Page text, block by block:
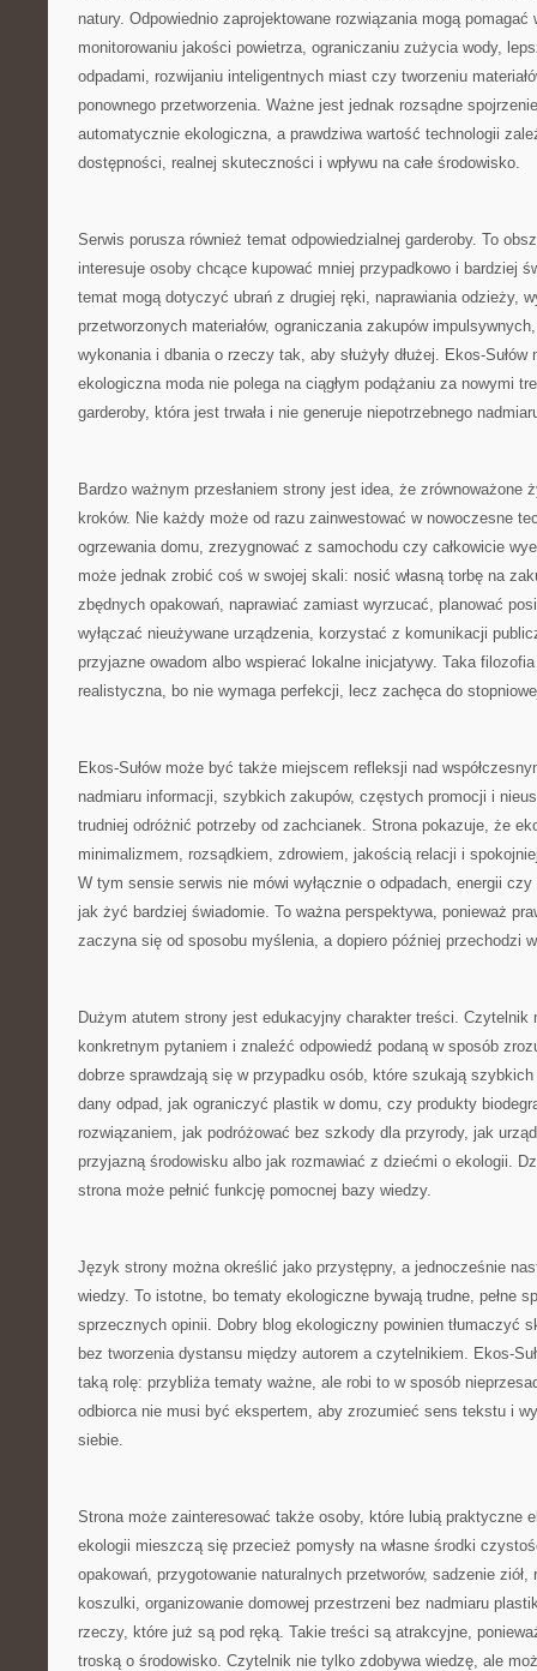
natury. Odpowiednio zaprojektowane rozwiązania mogą
monitorowaniu jakości powietrza, ograniczaniu zużycia wody,
odpadami, rozwijaniu inteligentnych miast czy tworzeniu
ponownego przetworzenia. Ważne jest jednak rozsądne
automatycznie ekologiczna, a prawdziwa wartość technologii
dostępności, realnej skuteczności i wpływu na całe środowisko.
Serwis porusza również temat odpowiedzialnej garderoby. To
interesuje osoby chcące kupować mniej przypadkowo i bardziej
temat mogą dotyczyć ubrań z drugiej ręki, naprawiania odzieży,
przetworzonych materiałów, ograniczania zakupów
wykonania i dbania o rzeczy tak, aby służyły dłużej. Ekos-
ekologiczna moda nie polega na ciągłym podążaniu za nowymi
garderoby, która jest trwała i nie generuje niepotrzebnego
Bardzo ważnym przesłaniem strony jest idea, że zrównoważone
kroków. Nie każdy może od razu zainwestować w nowoczesne
ogrzewania domu, zrezygnować z samochodu czy całkowicie
może jednak zrobić coś w swojej skali: nosić własną torbę na
zbędnych opakowań, naprawiać zamiast wyrzucać, planować
wyłączać nieużywane urządzenia, korzystać z komunikacji
przyjazne owadom albo wspierać lokalne inicjatywy. Taka
realistyczna, bo nie wymaga perfekcji, lecz zachęca do
Ekos-Sułów może być także miejscem refleksji nad
nadmiaru informacji, szybkich zakupów, częstych promocji i
trudniej odróżnić potrzeby od zachcianek. Strona pokazuje, że
minimalizmem, rozsądkiem, zdrowiem, jakością relacji i
W tym sensie serwis nie mówi wyłącznie o odpadach, energii
jak żyć bardziej świadomie. To ważna perspektywa, ponieważ
zaczyna się od sposobu myślenia, a dopiero później przechodzi
Dużym atutem strony jest edukacyjny charakter treści. Czytelnik
konkretnym pytaniem i znaleźć odpowiedź podaną w sposób
dobrze sprawdzają się w przypadku osób, które szukają
dany odpad, jak ograniczyć plastik w domu, czy produkty
rozwiązaniem, jak podróżować bez szkody dla przyrody, jak
przyjazną środowisku albo jak rozmawiać z dziećmi o ekologii.
strona może pełnić funkcję pomocnej bazy wiedzy.
Język strony można określić jako przystępny, a jednocześnie
wiedzy. To istotne, bo tematy ekologiczne bywają trudne, pełne
sprzecznych opinii. Dobry blog ekologiczny powinien tłumaczyć
bez tworzenia dystansu między autorem a czytelnikiem. Ekos-
taką rolę: przybliża tematy ważne, ale robi to w sposób
odbiorca nie musi być ekspertem, aby zrozumieć sens tekstu i
siebie.
Strona może zainteresować także osoby, które lubią praktyczne
ekologii mieszczą się przecież pomysły na własne środki
opakowań, przygotowanie naturalnych przetworów, sadzenie
koszulki, organizowanie domowej przestrzeni bez nadmiaru
rzeczy, które już są pod ręką. Takie treści są atrakcyjne,
troską o środowisko. Czytelnik nie tylko zdobywa wiedzę, ale